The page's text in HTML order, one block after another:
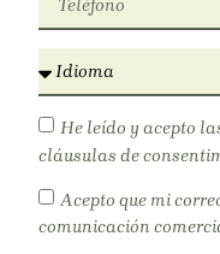
He leído y acepto
cláusulas de
Acepto que mi
comunicación